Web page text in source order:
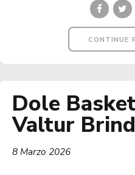
CONTINUE
Dole
Valtur
8 Marzo 2026